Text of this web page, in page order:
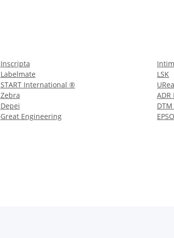
Inscripta
Labelmate LSK
START International ®
Zebra
Depei
Great Engineering